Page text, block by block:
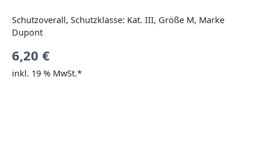
Schutzoverall, Schutzklasse: Kat. III, Größe M, Marke
Dupont
6,20 €
inkl. 19 % MwSt.*